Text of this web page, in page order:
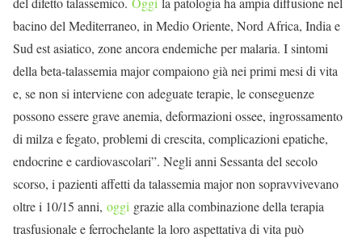
bacino del Mediterraneo, in Medio Oriente, Nord Africa, India e
Sud est asiatico, zone ancora endemiche per malaria. I sintomi
della beta-talassemia major compaiono già nei primi mesi di vita
e, se non si interviene con adeguate terapie, le conseguenze
possono essere grave anemia, deformazioni ossee, ingrossamento
di milza e fegato, problemi di crescita, complicazioni epatiche,
endocrine e cardiovascolari”. Negli anni Sessanta del secolo
scorso, i pazienti affetti da talassemia major non sopravvivevano
oltre i 10/15 anni, oggi grazie alla combinazione della terapia
trasfusionale e ferrochelante la loro aspettativa di vita può